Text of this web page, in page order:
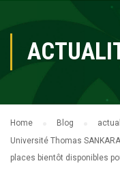
Home Blog
Université Thomas
places bientôt disponibles